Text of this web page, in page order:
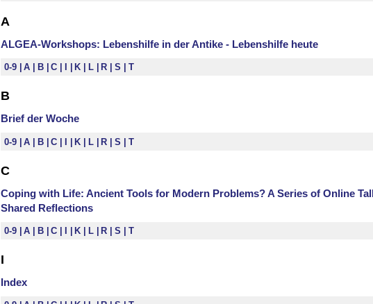
A
ALGEA-Workshops: Lebenshilfe in der Antike - Lebenshilfe heute
0-9 A B C K L R S T
B
Brief der Woche
0-9 A B C I K L R S T
C
Coping with Life: Ancient Tools for Modern Problems? A Series of Online
Shared Reflections
0-9 A B C K L R S T
I
Index